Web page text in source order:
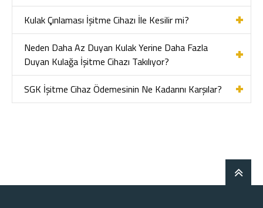
Kulak Çınlaması İşitme Cihazı İle Kesilir mi?
Neden Daha Az Duyan Kulak Yerine Daha Fazla
Duyan Kulağa İşitme Cihazı Takılıyor?
SGK İşitme Cihaz Ödemesinin Ne Kadarını Karşılar?